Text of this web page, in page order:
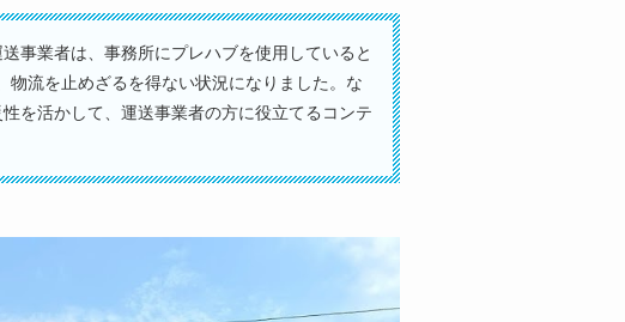
事業者は、事務所にプレハブを使用していると
流を止めざるを得ない状況になりました。な
を活かして、運送事業者の方に役立てるコンテ